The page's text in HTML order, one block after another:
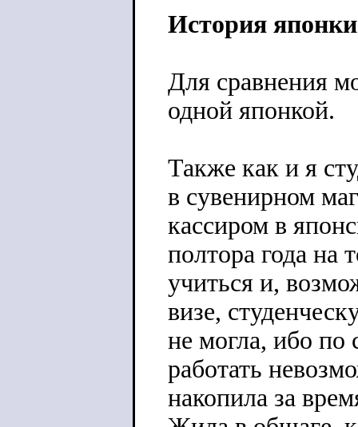
История
Для сравнения
одной японкой.
Также как и я
в сувенирном
кассиром в
полтора года на
учиться и,
визе,
не могла, ибо по
работать
накопила за